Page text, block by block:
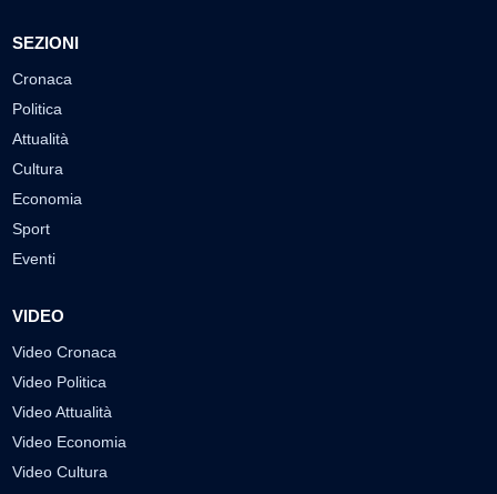
SEZIONI
Cronaca
Politica
Attualità
Cultura
Economia
Sport
Eventi
VIDEO
Video Cronaca
Video Politica
Video Attualità
Video Economia
Video Cultura